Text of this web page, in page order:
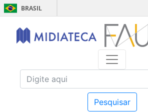
BRASIL
Pesquisar